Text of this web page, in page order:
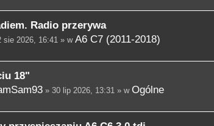
Radio przerywa
2026, 16:41 » w A6 C7 (2011-2018)
18"
» 30 lip 2026, 13:31 » w Ogólne